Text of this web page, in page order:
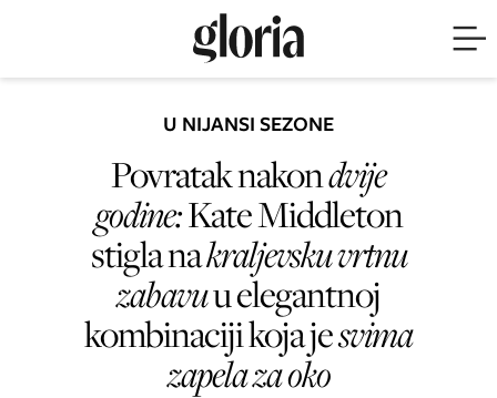
U NIJANSI SEZONE
Povratak nakondvije
godine:Kate Middleton
stigla nakraljevsku vrtnu
zabavuu elegantnoj
kombinaciji koja jesvima
zapela za oko